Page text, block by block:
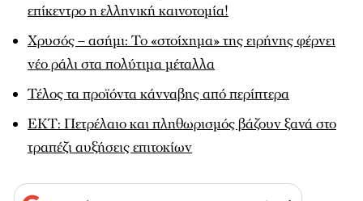
επίκεντρο η ελληνική καινοτομία!
Χρυσός – ασήμι: Το «στοίχημα» της ειρήνης φέρνει
νέο ράλι στα πολύτιμα μέταλλα
Τέλος τα προϊόντα κάνναβης από περίπτερα
ΕΚΤ: Πετρέλαιο και πληθωρισμός βάζουν ξανά στο
τραπέζι αυξήσεις επιτοκίων